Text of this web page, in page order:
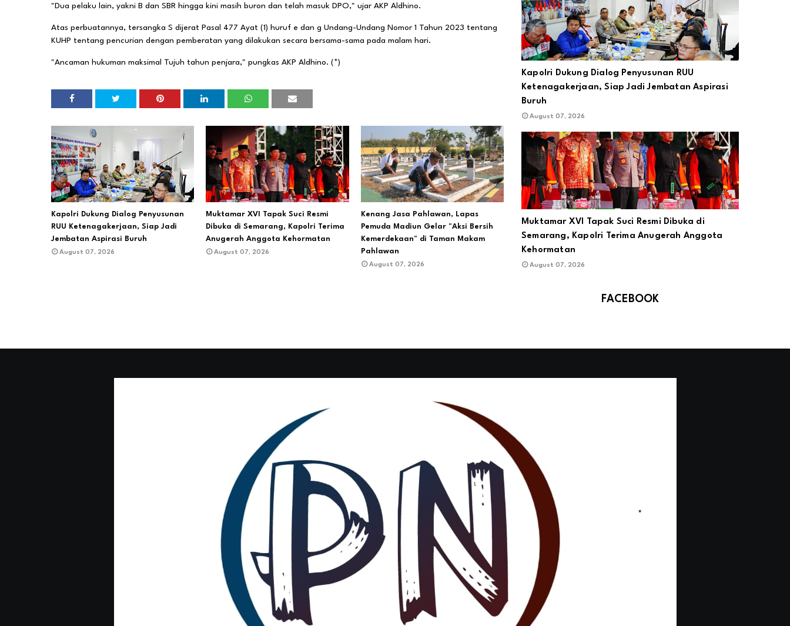
"Dua pelaku lain, yakni B dan SBR hingga kini masih buron dan telah masuk DPO," ujar AKP Aldhino.
Atas perbuatannya, tersangka S dijerat Pasal 477 Ayat (1) huruf e dan g Undang-Undang Nomor 1 Tahun 2023 tentang
KUHP tentang pencurian dengan pemberatan yang dilakukan secara bersama-sama pada malam hari.
"Ancaman hukuman maksimal Tujuh tahun penjara," pungkas AKP Aldhino. (*)
Kapolri Dukung Dialog Penyusunan
RUU Ketenagakerjaan, Siap Jadi
Jembatan Aspirasi Buruh
August 07, 2026
Muktamar XVI Tapak Suci Resmi
Dibuka di Semarang, Kapolri Terima
Anugerah Anggota Kehormatan
August 07, 2026
Kenang Jasa Pahlawan, Lapas
Pemuda Madiun Gelar "Aksi Bersih
Kemerdekaan" di Taman Makam
Pahlawan
August 07, 2026
Kapolri Dukung Dialog Penyusunan RUU
Ketenagakerjaan, Siap Jadi Jembatan Aspirasi
Buruh
August 07, 2026
Muktamar XVI Tapak Suci Resmi Dibuka di
Semarang, Kapolri Terima Anugerah Anggota
Kehormatan
August 07, 2026
FACEBOOK